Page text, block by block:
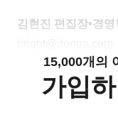
김현진 편집장•경
15,000개의
가입